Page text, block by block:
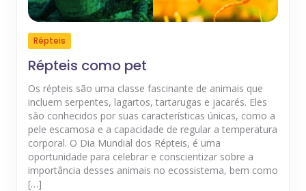
Répteis
Répteis como pet
Os répteis são uma classe fascinante de animais que
incluem serpentes, lagartos, tartarugas e jacarés. Eles
são conhecidos por suas características únicas, como a
pele escamosa e a capacidade de regular a temperatura
corporal. O Dia Mundial dos Répteis, é uma
oportunidade para celebrar e conscientizar sobre a
importância desses animais no ecossistema, bem como
[…]